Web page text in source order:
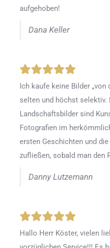
aufgehoben!
Dana Keller
Ich kaufe keine Bilder
selten und höchst selektiv.
Landschaftsbilder sind
Fotografien im
ersten Geschichten und
zufließen, sobald man den
Danny Lutzemann
Hallo Herr Köster, vielen